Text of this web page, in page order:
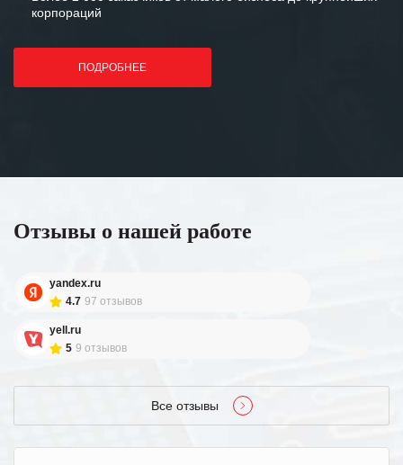
корпораций
ПОДРОБНЕЕ
Отзывы о нашей работе
yandex.ru
4.7 97 отзывов
yell.ru
5 9 отзывов
Все отзывы